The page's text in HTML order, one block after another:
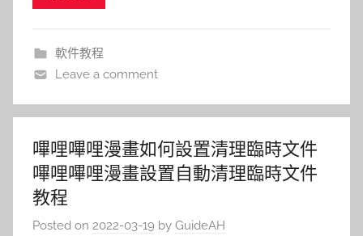
軟件教程
Leave a comment
嗶哩嗶哩漫畫如何設置清理臨時文件
嗶哩嗶哩漫畫設置自動清理臨時文件
教程
Posted on 2022-03-19 by GuideAH